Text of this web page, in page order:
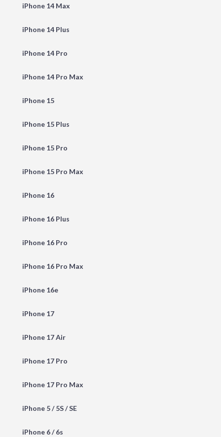
iPhone 14 Max
iPhone 14 Plus
iPhone 14 Pro
iPhone 14 Pro Max
iPhone 15
iPhone 15 Plus
iPhone 15 Pro
iPhone 15 Pro Max
iPhone 16
iPhone 16 Plus
iPhone 16 Pro
iPhone 16 Pro Max
iPhone 16e
iPhone 17
iPhone 17 Air
iPhone 17 Pro
iPhone 17 Pro Max
iPhone 5 / 5S / SE
iPhone 6 / 6s